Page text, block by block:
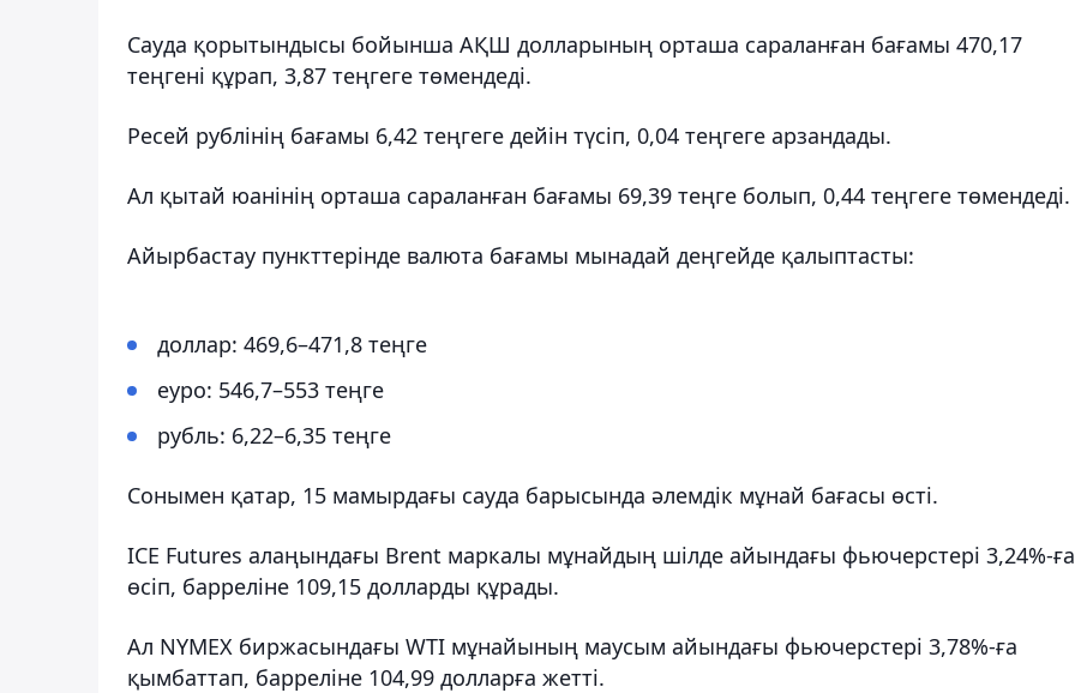
Сауда қорытындысы бойынша АҚШ долларының орташа сараланған бағамы 470,17
теңгені құрап, 3,87 теңгеге төмендеді.
Ресей рублінің бағамы 6,42 теңгеге дейін түсіп, 0,04 теңгеге арзандады.
Ал қытай юанінің орташа сараланған бағамы 69,39 теңге болып, 0,44 теңгеге төмендеді.
Айырбастау пункттерінде валюта бағамы мынадай деңгейде қалыптасты:
доллар: 469,6–471,8 теңге
еуро: 546,7–553 теңге
рубль: 6,22–6,35 теңге
Сонымен қатар, 15 мамырдағы сауда барысында әлемдік мұнай бағасы өсті.
ICE Futures алаңындағы Brent маркалы мұнайдың шілде айындағы фьючерстері 3,24%-ға
өсіп, барреліне 109,15 долларды құрады.
Ал NYMEX биржасындағы WTI мұнайының маусым айындағы фьючерстері 3,78%-ға
қымбаттап, барреліне 104,99 долларға жетті.